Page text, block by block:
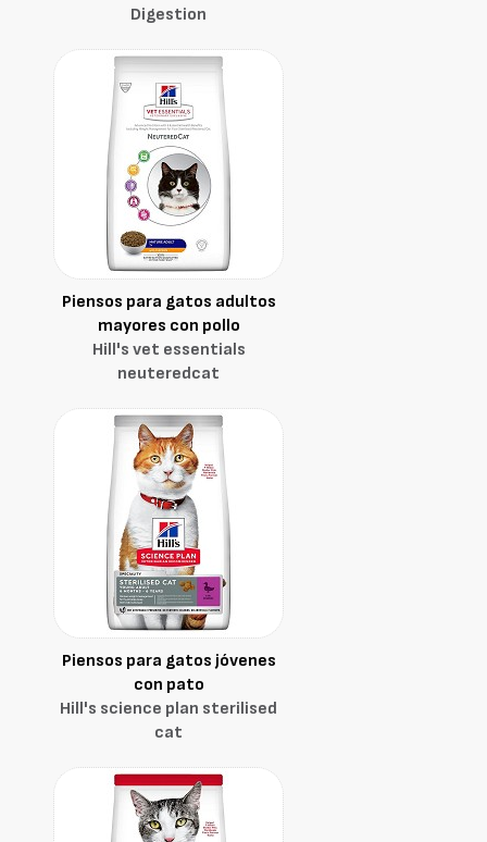
Digestion
Piensos para gatos adultos
mayores con pollo
Hill's vet essentials
neuteredcat
Piensos para gatos jóvenes
con pato
Hill's science plan sterilised
cat